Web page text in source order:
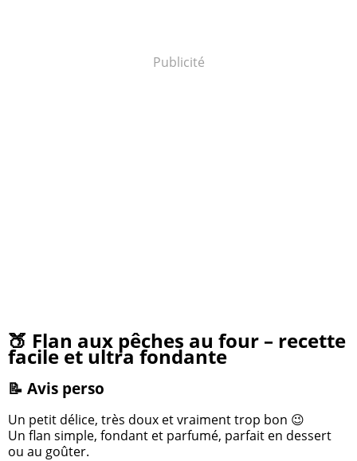
Publicité
🍑 Flan aux pêches au four – recette
facile et ultra fondante
📝 Avis perso
Un petit délice, très doux et vraiment trop bon 😉
Un flan simple, fondant et parfumé, parfait en dessert
ou au goûter.